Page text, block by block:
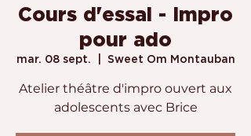
Cours d'essai - Impro
pour ado
mar. 08 sept. Sweet Om Montauban
Atelier théâtre d'impro ouvert aux
adolescents avec Brice